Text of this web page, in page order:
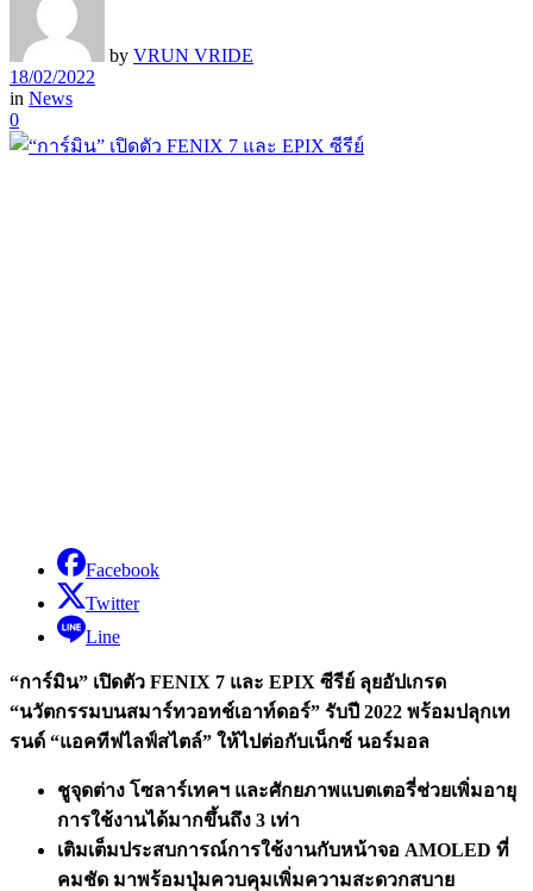
by VRUN VRIDE
18/02/2022
in News
0
Facebook
Twitter
Line
“การ์มิน” เปิดตัว FENIX 7 และ EPIX ซีรีย์ ลุยอัปเกรด
“นวัตกรรมบนสมาร์ทวอทช์เอาท์ดอร์” รับปี 2022 พร้อมปลุกเท
รนด์ “แอคทีฟไลฟ์สไตล์” ให้ไปต่อกับเน็กซ์ นอร์มอล
ชูจุดต่าง โซลาร์เทคฯ และศักยภาพแบตเตอรี่ช่วยเพิ่มอายุ
การใช้งานได้มากขึ้นถึง 3 เท่า
เติมเต็มประสบการณ์การใช้งานกับหน้าจอ AMOLED ที่
คมชัด มาพร้อมปุ่มควบคุมเพิ่มความสะดวกสบาย